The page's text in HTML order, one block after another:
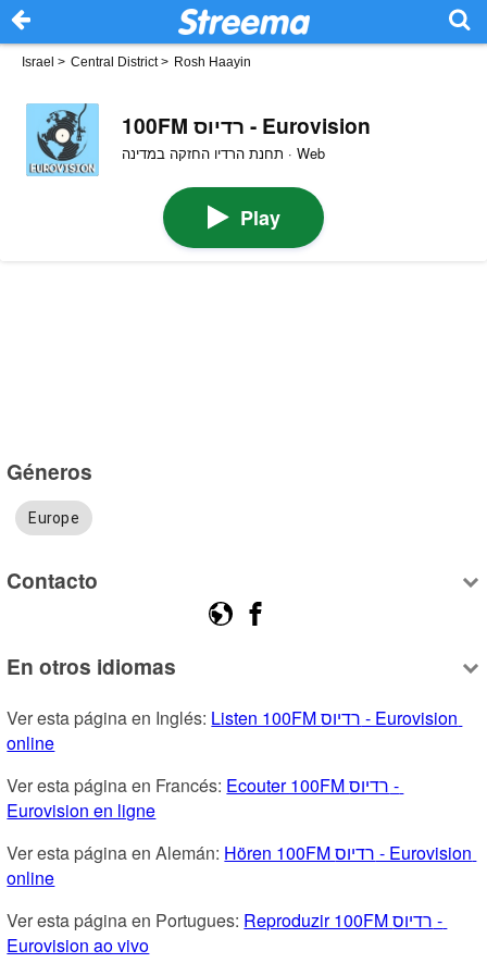
Israel > Central District> Rosh Haayin
100FM רדיוס - Eurovision
תחנת הרדיו החזקה במדינה · Web
Play
Géneros
Europe
Contacto
En otros idiomas
Ver esta página en Inglés: Listen 100FM רדיוס - Eurovision
online
Ver esta página en Francés: Ecouter 100FM רדיוס -
Eurovision en ligne
Ver esta página en Alemán: Hören 100FM רדיוס - Eurovision
online
Ver esta página en Portugues: Reproduzir 100FM רדיוס -
Eurovision ao vivo